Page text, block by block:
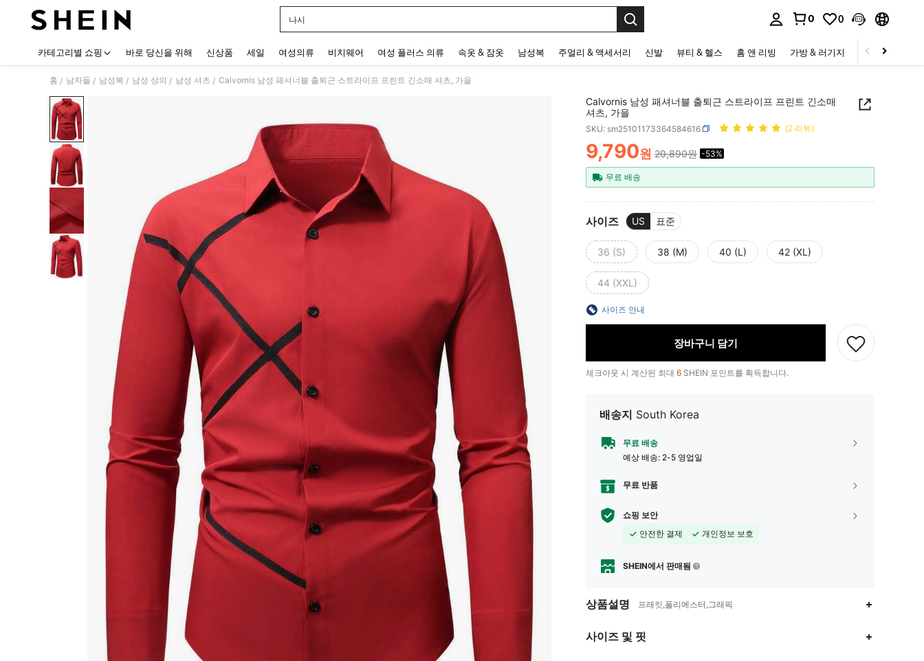
나시
0 0
카테고리별 쇼핑 바로 당신을 위해 신상품 세일 여성의류 비치웨어 여성 플러스 의류 속옷 & 잠옷 남성복 주얼리 & 액세서리 신발 뷰티 & 헬스 홈 앤 리빙 가방 & 러기지 스포츠 & 아웃
홈 / 남자들 / 남성복 / 남성 상의 / 남성 셔츠 / Calvornis 남성 패셔너블 출퇴근 스트라이프 프린트 긴소매 셔츠, 가을
Calvornis 남성 패셔너블 출퇴근 스트라이프 프린트 긴소매
셔츠, 가을
SKU: sm25101173364584616 (2 리뷰)
PRICE AND AVAILABILITY
9,790원 20,890원 -53%
무료 배송
사이즈 US 표준
36 (S) 38 (M) 40 (L) 42 (XL)
44 (XXL)
사이즈 안내
장바구니 담기
체크아웃 시 계산된 최대 6 SHEIN 포인트를 획득합니다.
배송지 South Korea
무료 배송
예상 배송: 2-5 영업일
무료 반품
쇼핑 보안
안전한 결제
개인정보 보호
SHEIN에서 판매됨
상품설명 프래킷,폴리에스터,그래픽
사이즈 및 핏
4.76